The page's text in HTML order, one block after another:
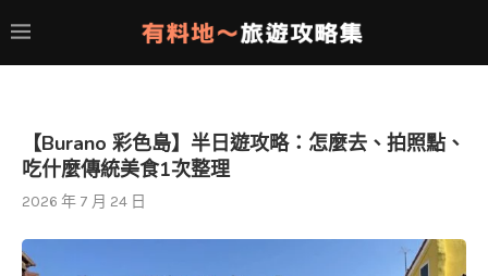
【Burano 彩色島】半日遊攻略：怎麼去、拍照點、
吃什麼傳統美食1次整理
2026 年 7 月 24 日